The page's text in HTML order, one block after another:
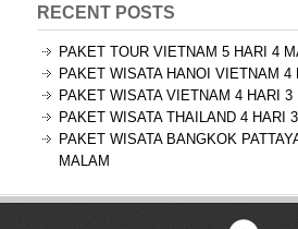
RECENT POSTS
PAKET TOUR VIETNAM 5 HARI 4
PAKET WISATA HANOI VIETNAM 4
PAKET WISATA VIETNAM 4 HARI 3
PAKET WISATA THAILAND 4 HARI
PAKET WISATA BANGKOK
MALAM